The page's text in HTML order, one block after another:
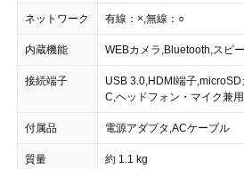
ネットワーク 有線：×,無線：○
内蔵機能 WEBカメラ,Bluetooth,スピ
接続端子
USB 3.0,HDMI端子
C,ヘッドフォン・マイク兼
付属品 電源アダプタ,ACケーブル
質量 約 1.1 kg